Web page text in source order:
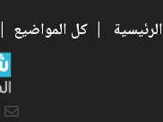
الرئيسية | كل المواضيع |